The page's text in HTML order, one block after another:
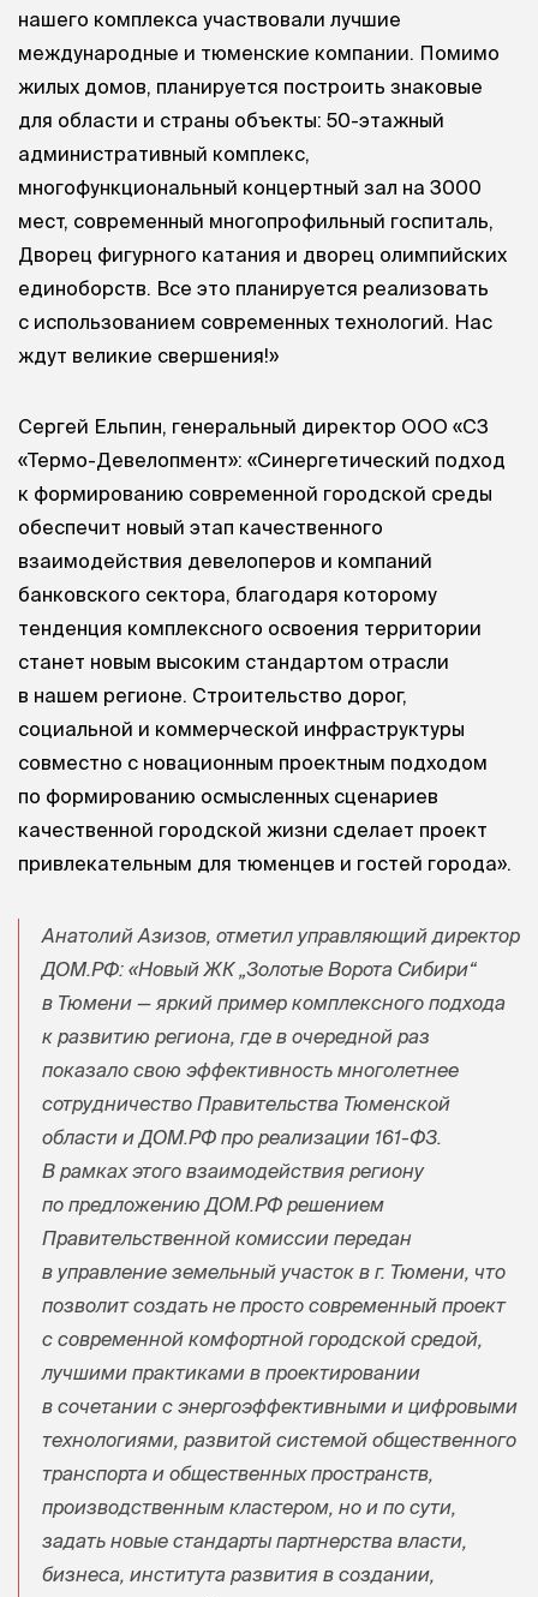
нашего комплекса участвовали лучшие
международные и тюменские компании. Помимо
жилых домов, планируется построить знаковые
для области и страны объекты: 50-этажный
административный комплекс,
многофункциональный концертный зал на 3000
мест, современный многопрофильный госпиталь,
Дворец фигурного катания и дворец олимпийских
единоборств. Все это планируется реализовать
с использованием современных технологий. Нас
ждут великие свершения!»
Сергей Ельпин, генеральный директор ООО «СЗ
«Термо-Девелопмент»: «Синергетический подход
к формированию современной городской среды
обеспечит новый этап качественного
взаимодействия девелоперов и компаний
банковского сектора, благодаря которому
тенденция комплексного освоения территории
станет новым высоким стандартом отрасли
в нашем регионе. Строительство дорог,
социальной и коммерческой инфраструктуры
совместно с новационным проектным подходом
по формированию осмысленных сценариев
качественной городской жизни сделает проект
привлекательным для тюменцев и гостей города».
Анатолий Азизов, отметил управляющий директор
ДОМ.РФ: «Новый ЖК „Золотые Ворота Сибири“
в Тюмени — яркий пример комплексного подхода
к развитию региона, где в очередной раз
показало свою эффективность многолетнее
сотрудничество Правительства Тюменской
области и ДОМ.РФ про реализации 161-ФЗ.
В рамках этого взаимодействия региону
по предложению ДОМ.РФ решением
Правительственной комиссии передан
в управление земельный участок в г. Тюмени, что
позволит создать не просто современный проект
с современной комфортной городской средой,
лучшими практиками в проектировании
в сочетании с энергоэффективными и цифровыми
технологиями, развитой системой общественного
транспорта и общественных пространств,
производственным кластером, но и по сути,
задать новые стандарты партнерства власти,
бизнеса, института развития в создании,